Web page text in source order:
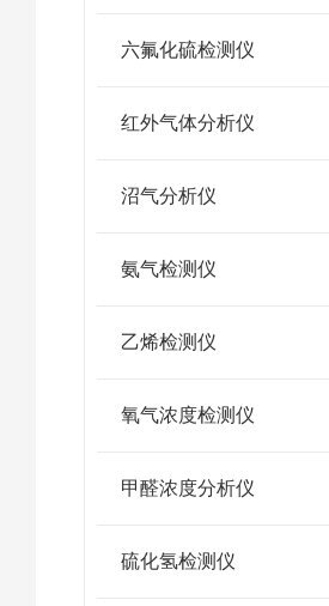
六氟化硫检测仪
红外气体分析仪
沼气分析仪
氨气检测仪
乙烯检测仪
氧气浓度检测仪
甲醛浓度分析仪
硫化氢检测仪